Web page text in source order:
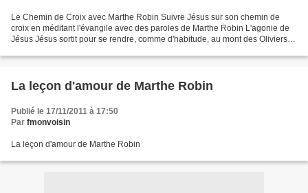
Le Chemin de Croix avec Marthe Robin Suivre Jésus sur son chemin de
croix en méditant l'évangile avec des paroles de Marthe Robin L'agonie de
Jésus Jésus sortit pour se rendre, comme d'habitude, au mont des Oliviers,
La leçon d'amour de Marthe Robin
Publié le 17/11/2011 à 17:50
Par fmonvoisin
La leçon d'amour de Marthe Robin